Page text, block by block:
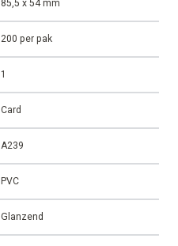
85,5 x 54 mm
200 per pak
1
Card
A239
PVC
Glanzend